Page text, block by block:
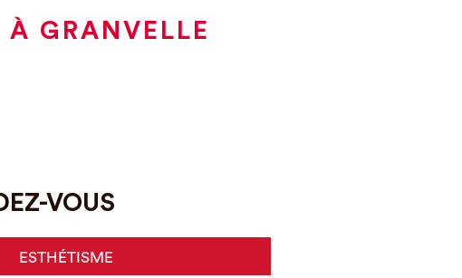
GRANVELLE
VOUS
ESTHÉTISME